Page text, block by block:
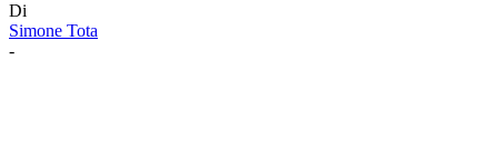
Di
Simone Tota
-